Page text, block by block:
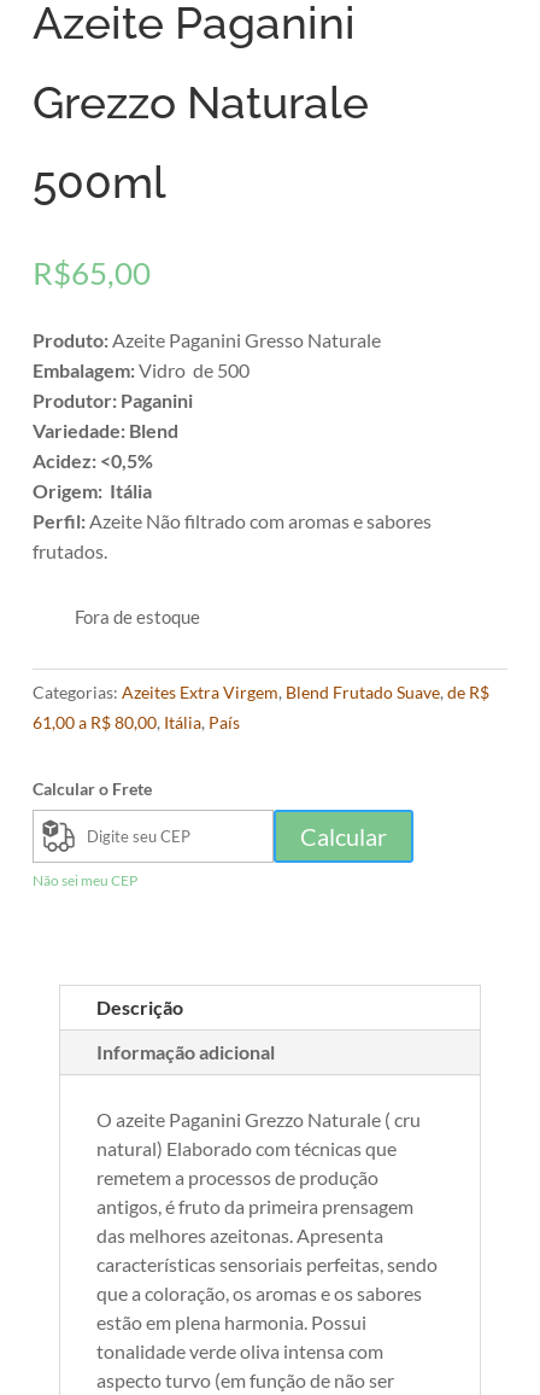
Azeite Paganini
Grezzo Naturale
500ml
R$65,00
Produto:Azeite Paganini Gresso Naturale
Embalagem:Vidro de 500
Produtor: Paganini
Variedade: Blend
Acidez: <0,5%
Origem: Itália
Perfil:Azeite Não filtrado com aromas e sabores
frutados.
Fora de estoque
Categorias: Azeites Extra Virgem, Blend Frutado Suave, de R$
61,00 a R$ 80,00, Itália, País
Calcular o Frete
Calcular
Não sei meu CEP
Descrição
Informação adicional
O azeite Paganini Grezzo Naturale ( cru
natural) Elaborado com técnicas que
remetem a processos de produção
antigos, é fruto da primeira prensagem
das melhores azeitonas. Apresenta
características sensoriais perfeitas, sendo
que a coloração, os aromas e os sabores
estão em plena harmonia. Possui
tonalidade verde oliva intensa com
aspecto turvo (em função de não ser